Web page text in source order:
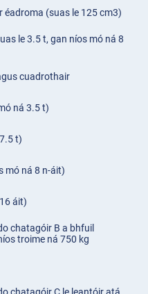
éadroma (suas le 125 cm3)
le 3.5 t, gan níos mó ná 8
cuadrothair
ná 3.5 t)
t)
mó ná 8 n-áit)
áit)
chatagóir B a bhfuil
troime ná 750 kg